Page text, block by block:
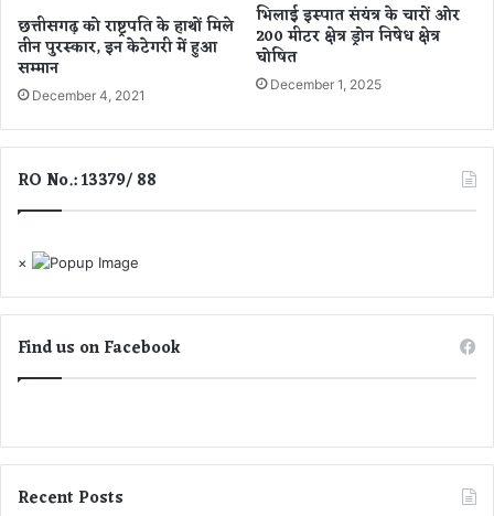
स
हा
य
प
के
वे
द
न
आ
से
से
ग्रा
मी
ण
का
को
न
ई
दि
शा
मु
ष्णु
छत्तीसगढ़ को राष्ट्रपति के हाथों मिले
तीन पुरस्कार, इन केटेगरी में हुआ
सम्मान
December 4, 2021
भिलाई इस्पात संयंत्र के चारों ओर
200 मीटर क्षेत्र ड्रोन निषेध क्षेत्र
घोषित
December 1, 2025
RO No.: 13379/ 88
×
Find us on Facebook
Recent Posts